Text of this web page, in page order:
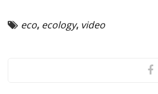
eco, ecology, video